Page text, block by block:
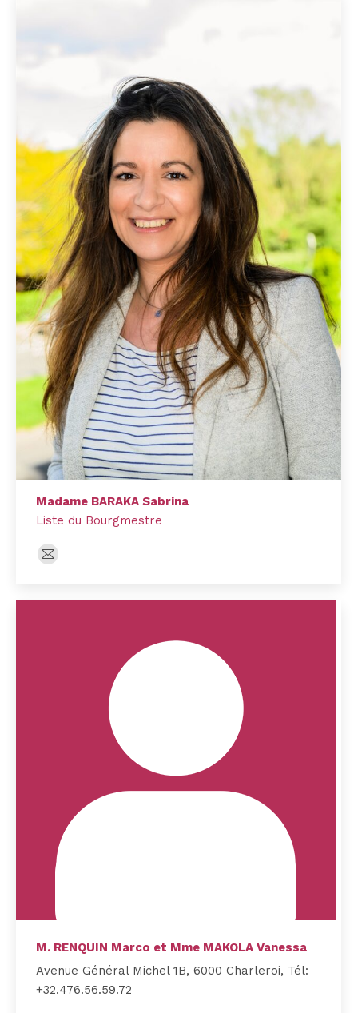
Madame BARAKA Sabrina
Liste du Bourgmestre
E-
M. RENQUIN Marco et Mme MAKOLA Vanessa
Avenue Général Michel 1B, 6000 Charleroi, Tél:
+32.476.56.59.72